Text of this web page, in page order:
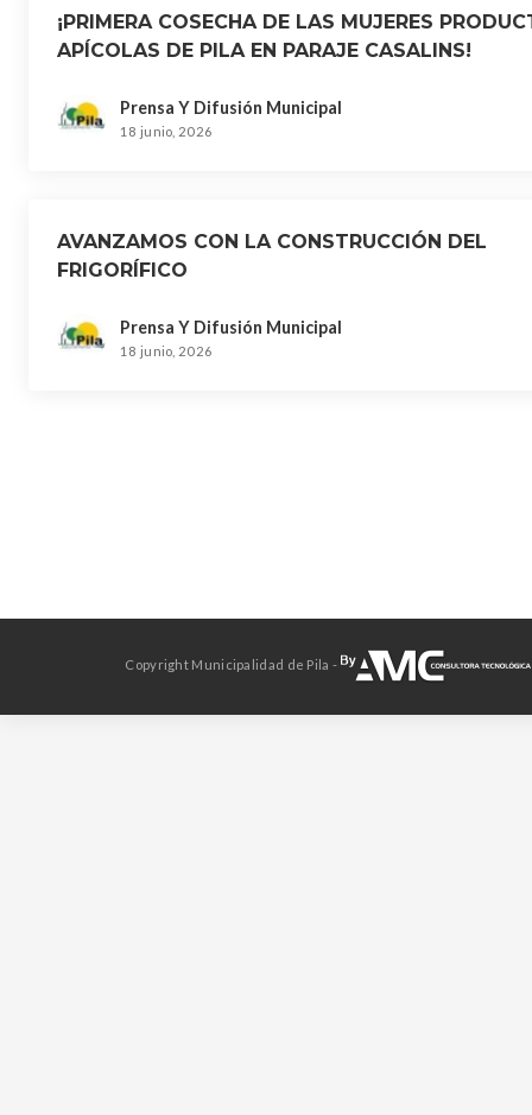
¡PRIMERA COSECHA DE LAS MUJERES
APÍCOLAS DE PILA EN PARAJE CASALINS!
Prensa Y Difusión Municipal
18 junio, 2026
AVANZAMOS CON LA CONSTRUCCIÓN DEL
FRIGORÍFICO
Prensa Y Difusión Municipal
18 junio, 2026
Copyright Municipalidad de Pila -